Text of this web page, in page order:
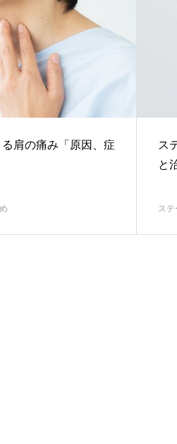
肩の痛み「原因、症
ス
と
ステ